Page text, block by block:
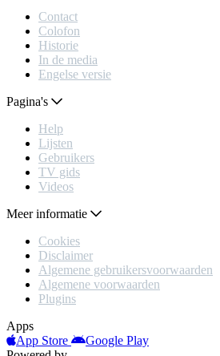
Contact
Colofon
Historie
In de media
Engelse versie
Pagina's
Help
Lijsten
Gebruikers
TV gids
Videos
Meer informatie
Cookies
Disclaimer
Algemene gebruikersvoorwaarden
Algemene voorwaarden
Plugins
Apps
App Store
Google Play